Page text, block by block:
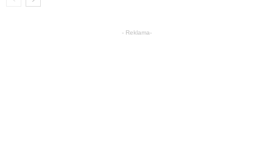
- Reklama-